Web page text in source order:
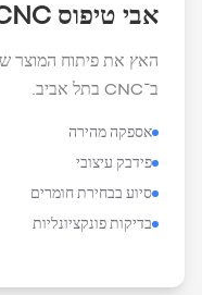
אבי טיפוס CNC
האץ את פיתוח המוצר
ב־CNC בתל אביב.
אספקה מהירה
פידבק עיצובי
סיוע בבחירת חומרים
בדיקות פונקציונליות